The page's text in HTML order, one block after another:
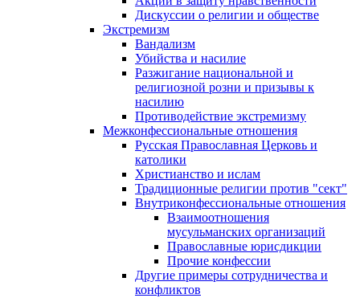
Дискуссии о религии и обществе
Экстремизм
Вандализм
Убийства и насилие
Разжигание национальной и
религиозной розни и призывы к
насилию
Противодействие экстремизму
Межконфессиональные отношения
Русская Православная Церковь и
католики
Христианство и ислам
Традиционные религии против "сект"
Внутриконфессиональные отношения
Взаимоотношения
мусульманских организаций
Православные юрисдикции
Прочие конфессии
Другие примеры сотрудничества и
конфликтов